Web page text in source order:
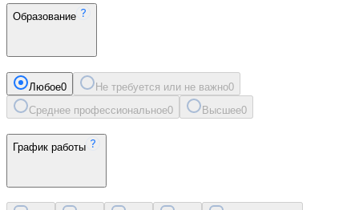
Образование
Любое0 Не требуется или не важно0
Среднее профессиональное0 Высшее0
График работы